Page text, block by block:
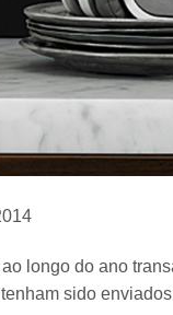
longo do ano
sido